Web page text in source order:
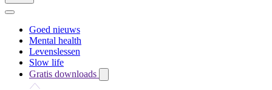
Goed nieuws
Mental health
Levenslessen
Slow life
Gratis downloads